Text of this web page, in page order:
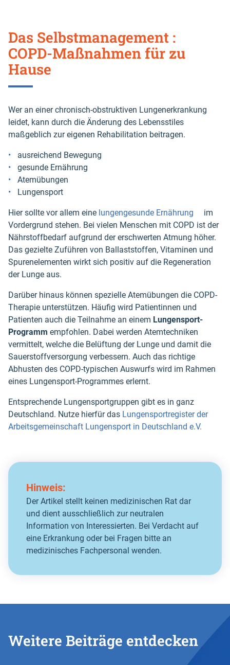
Das Selbstmanagement :
COPD-Maßnahmen für zu
Hause
Wer an einer chronisch-obstruktiven Lungenerkrankung
leidet, kann durch die Änderung des Lebensstiles
maßgeblich zur eigenen Rehabilitation beitragen.
ausreichend Bewegung
gesunde Ernährung
Atemübungen
Lungensport
Hier sollte vor allem eine lungengesunde Ernährung
im
Vordergrund stehen. Bei vielen Menschen mit COPD ist der
Nährstoffbedarf aufgrund der erschwerten Atmung höher.
Das gezielte Zuführen von Ballaststoffen, Vitaminen und
Spurenelementen wirkt sich positiv auf die Regeneration
der Lunge aus.
Darüber hinaus können spezielle Atemübungen die COPD-
Therapie unterstützen. Häufig wird Patientinnen und
Patienten auch die Teilnahme an einem Lungensport-
Programm empfohlen. Dabei werden Atemtechniken
vermittelt, welche die Belüftung der Lunge und damit die
Sauerstoffversorgung verbessern. Auch das richtige
Abhusten des COPD-typischen Auswurfs wird im Rahmen
eines Lungensport-Programmes erlernt.
Entsprechende Lungensportgruppen gibt es in ganz
Deutschland. Nutze hierfür das Lungensportregister der
Arbeitsgemeinschaft Lungensport in Deutschland e.V.
Hinweis:
Der Artikel stellt keinen medizinischen Rat dar
und dient ausschließlich zur neutralen
Information von Interessierten. Bei Verdacht auf
eine Erkrankung oder bei Fragen bitte an
medizinisches Fachpersonal wenden.
Weitere Beiträge entdecken